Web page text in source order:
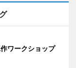
ワークショップ